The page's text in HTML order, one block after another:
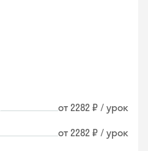
от 2282 ₽ / урок
от 2282 ₽ / урок